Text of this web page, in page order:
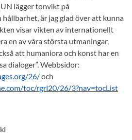
lägger tonvikt på
är jag glad över att kunna
visar vikten av internationellt
en av våra största utmaningar,
att humaniora och konst har en
dialoger”. Webbsidor:
26/och
toc/rgrl20/26/3?nav=tocList